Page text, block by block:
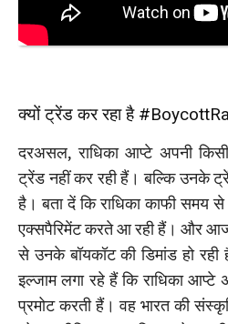
क्यों ट्रेंड कर रहा है
दरअसल, राधिका आप्टे अपनी
ट्रेंड नहीं कर रही हैं। बल्कि उनके
है। बता दें कि राधिका काफी समय से
एक्सपैरिमेंट करते आ रही हैं। और
से उनके बॉयकॉट की डिमांड हो
इल्जाम लगा रहे हैं कि राधिका आप्टे
प्रमोट करती हैं। वह भारत की